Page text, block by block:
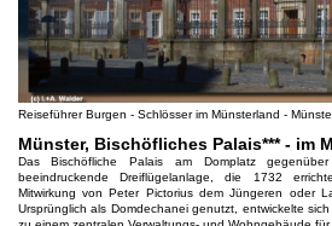
Reiseführer Burgen - Schlösser im Münsterland -
Münster, Bischöfliches Palais*** - im
Das Bischöfliche Palais am Domplatz
beeindruckende Dreiflügelanlage, die 1732
Mitwirkung von Peter Pictorius dem Jüngeren oder
Ursprünglich als Domdechanei genutzt, entwickelte